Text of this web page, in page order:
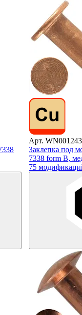
Арт.
Заклепка под
7338 form B,
75